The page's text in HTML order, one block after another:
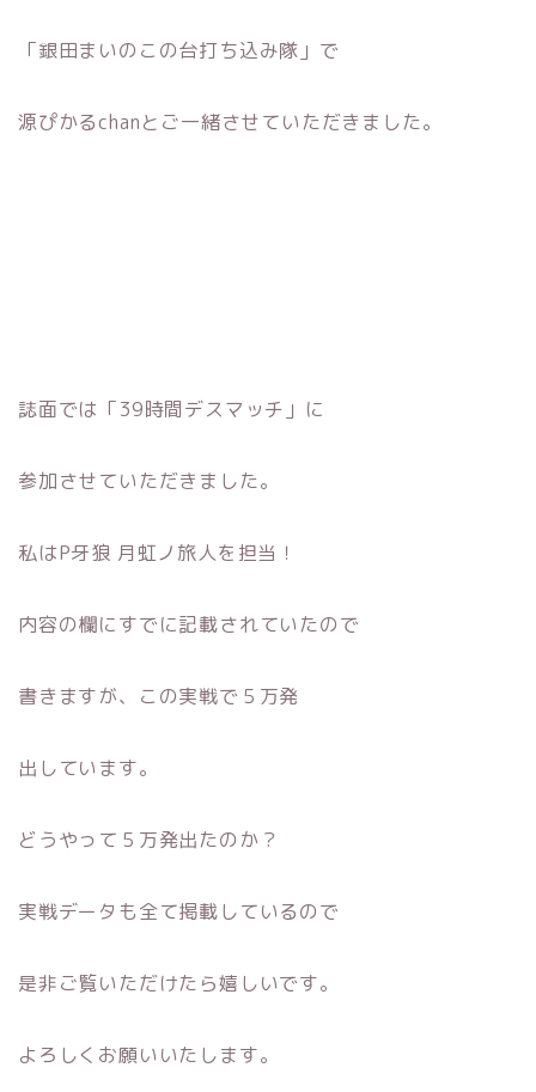
「銀田まいのこの台打ち込み隊」で
源ぴかるchanとご一緒させていただきました。
誌面では「39時間デスマッチ」に
参加させていただきました。
私はP牙狼 月虹ノ旅人を担当！
内容の欄にすでに記載されていたので
書きますが、この実戦で５万発
出しています。
どうやって５万発出たのか？
実戦データも全て掲載しているので
是非ご覧いただけたら嬉しいです。
よろしくお願いいたします。